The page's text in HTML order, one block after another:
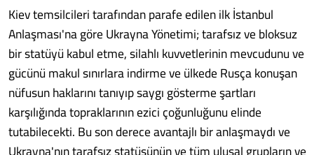
Kiev temsilcileri tarafından parafe edilen ilk İstanbul
Anlaşması'na göre Ukrayna Yönetimi; tarafsız ve bloksuz
bir statüyü kabul etme, silahlı kuvvetlerinin mevcudunu ve
gücünü makul sınırlara indirme ve ülkede Rusça konuşan
nüfusun haklarını tanıyıp saygı gösterme şartları
karşılığında topraklarının ezici çoğunluğunu elinde
tutabilecekti. Bu son derece avantajlı bir anlaşmaydı ve